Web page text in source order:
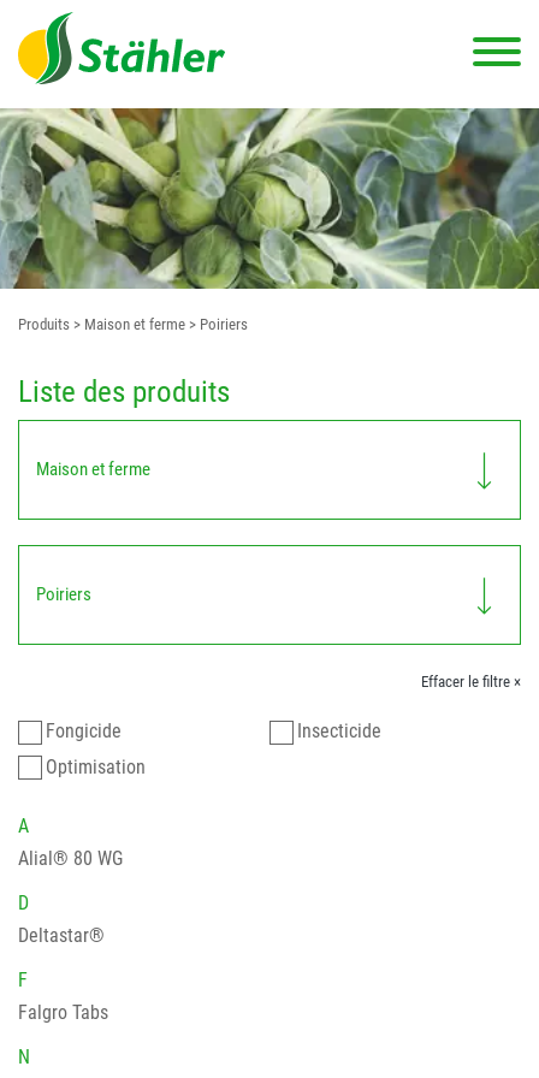
Produits > Maison et ferme > Poiriers
Liste des produits
Maison et ferme
Poiriers
Effacer le filtre ×
Fongicide
Insecticide
Optimisation
A
Alial® 80 WG
D
Deltastar®
F
Falgro Tabs
N